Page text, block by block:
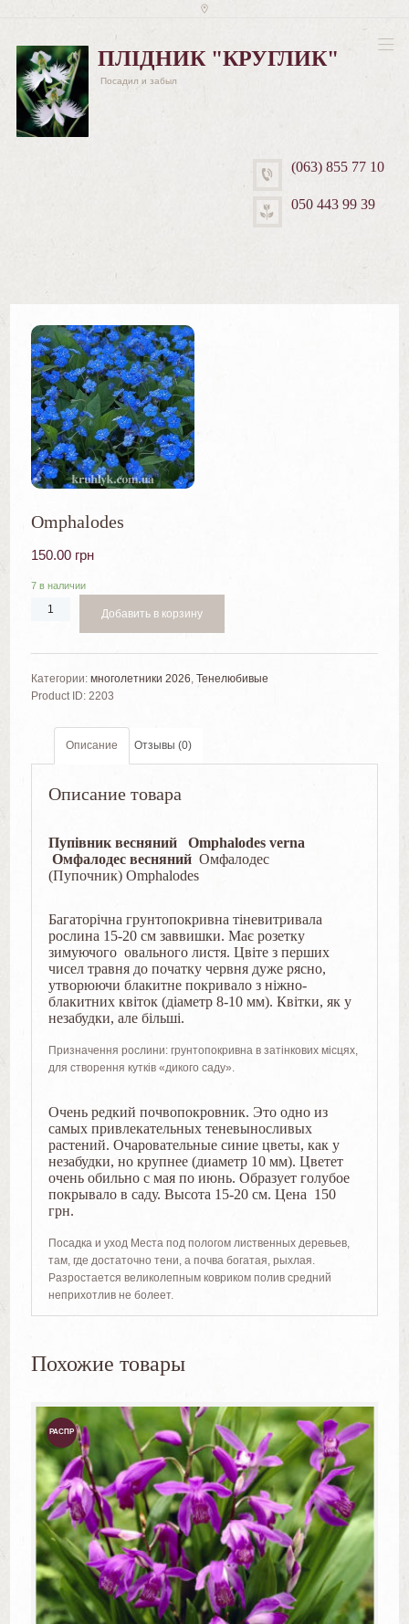
ПЛІДНИК "КРУГЛИК"
Посадил и забыл
(063) 855 77 10
050 443 99 39
Omphalodes
150.00 грн
7 в наличии
Добавить в корзину
Категории: многолетники 2026, Тенелюбивые
Product ID: 2203
Описание Отзывы (0)
Описание товара
Пупiвник весняний Omphalodes verna
Омфалодес весняний Омфалодес
(Пупочник) Omphalodes
Багаторічна грунтопокривна тіневитривала
рослина 15-20 см заввишки. Має розетку
зимуючого овального листя. Цвіте з перших
чисел травня до початку червня дуже рясно,
утворюючи блакитне покривало з ніжно-
блакитних квіток (діаметр 8-10 мм). Квітки, як у
незабудки, але більші.
Призначення рослини: грунтопокривна в затінкових місцях,
для створення кутків «дикого саду».
Очень редкий почвопокровник. Это одно из
самых привлекательных теневыносливых
растений. Очаровательные синие цветы, как у
незабудки, но крупнее (диаметр 10 мм). Цветет
очень обильно с мая по июнь. Образует голубое
покрывало в саду. Высота 15-20 см. Цена 150
грн.
Посадка и уход Места под пологом лиственных деревьев,
там, где достаточно тени, а почва богатая, рыхлая.
Разростается великолепным ковриком полив средний
неприхотлив не болеет.
Похожие товары
РАСПР
ОДАЖ
А!